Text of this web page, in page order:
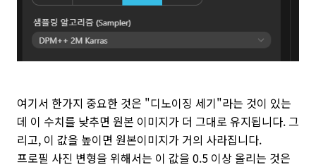
여기서 한가지 중요한 것은 "디노이징 세기"라는 것이 있는
데 이 수치를 낮추면 원본 이미지가 더 그대로 유지됩니다. 그
리고, 이 값을 높이면 원본이미지가 거의 사라집니다.
프로필 사진 변형을 위해서는 이 값을 0.5 이상 올리는 것은